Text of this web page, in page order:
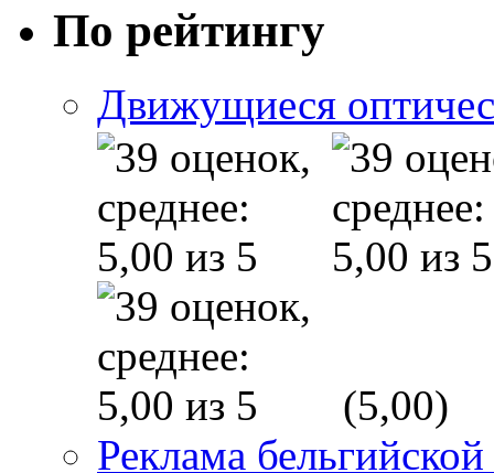
По рейтингу
Движущиеся
(5,00)
Реклама